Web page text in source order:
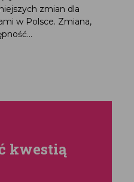
zmian dla
w Polsce. Zmiana,
kwestią